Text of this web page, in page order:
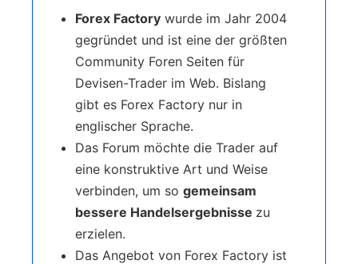
Forex Factory wurde im Jahr 2004
gegründet und ist eine der größten
Community Foren Seiten für
Devisen-Trader im Web. Bislang
gibt es Forex Factory nur in
englischer Sprache.
Das Forum möchte die Trader auf
eine konstruktive Art und Weise
verbinden, um so gemeinsam
bessere Handelsergebnisse zu
erzielen.
Das Angebot von Forex Factory ist